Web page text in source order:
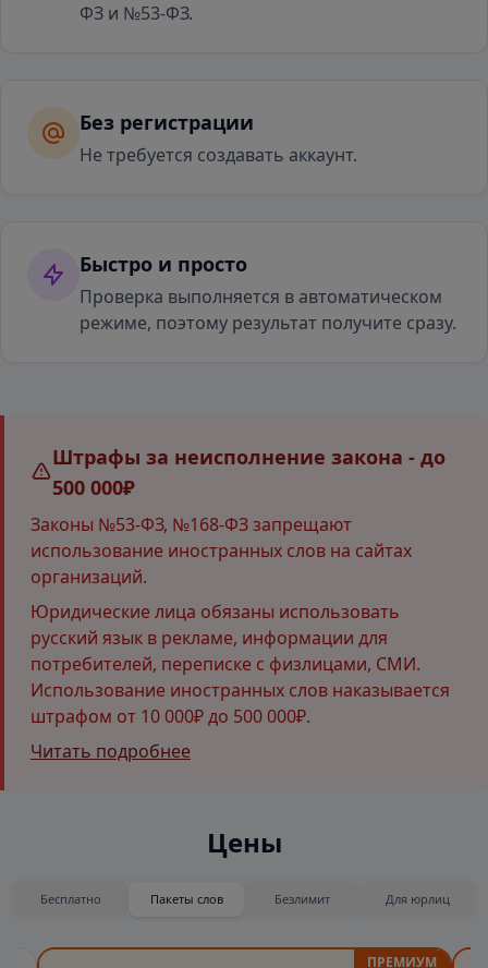
ФЗ и №53-ФЗ.
Без регистрации
Не требуется создавать аккаунт.
Быстро и просто
Проверка выполняется в автоматическом
режиме, поэтому результат получите сразу.
Штрафы за неисполнение закона - до
500 000₽
Законы №53-ФЗ, №168-ФЗ запрещают
использование иностранных слов на сайтах
организаций.
Юридические лица обязаны использовать
русский язык в рекламе, информации для
потребителей, переписке с физлицами, СМИ.
Использование иностранных слов наказывается
штрафом от 10 000₽ до 500 000₽.
Читать подробнее
Цены
Бесплатно Пакеты слов Безлимит Для юрлиц
ПРЕМИУМ